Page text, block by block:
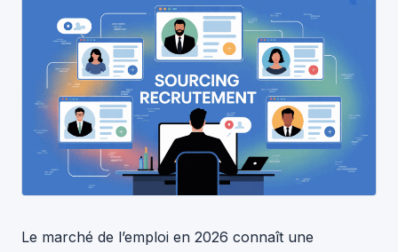
Le marché de l’emploi en 2026 connaît une